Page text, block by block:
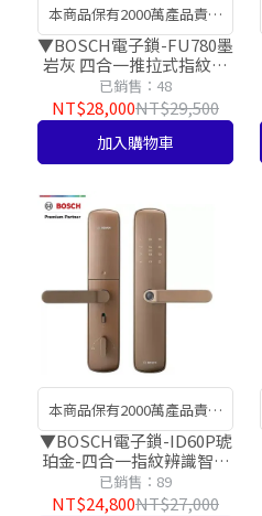
本商品保有2000萬產品責任
險，讓您安裝使用有保障!​
▼BOSCH電子鎖-FU780墨
岩灰 四合一推拉式指紋辨
識智慧電子鎖【台灣總代
理公司貨】
已銷售：48
NT$28,000NT$29,500
加入購物車
本商品保有2000萬產品責任
險，讓您安裝使用有保障!​
▼BOSCH電子鎖-ID60P琥
珀金-四合一指紋辨識智慧
電子鎖【台灣總代理公司
貨】
已銷售：89
NT$24,800NT$27,000